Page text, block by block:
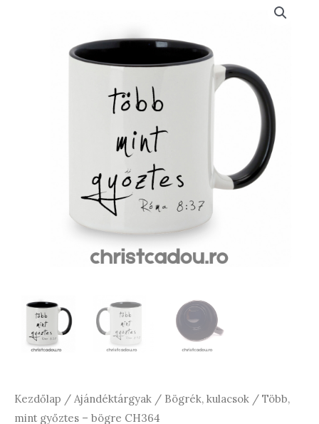
Kezdőlap / Ajándéktárgyak / Bögrék, kulacsok / Több,
mint győztes – bögre CH364